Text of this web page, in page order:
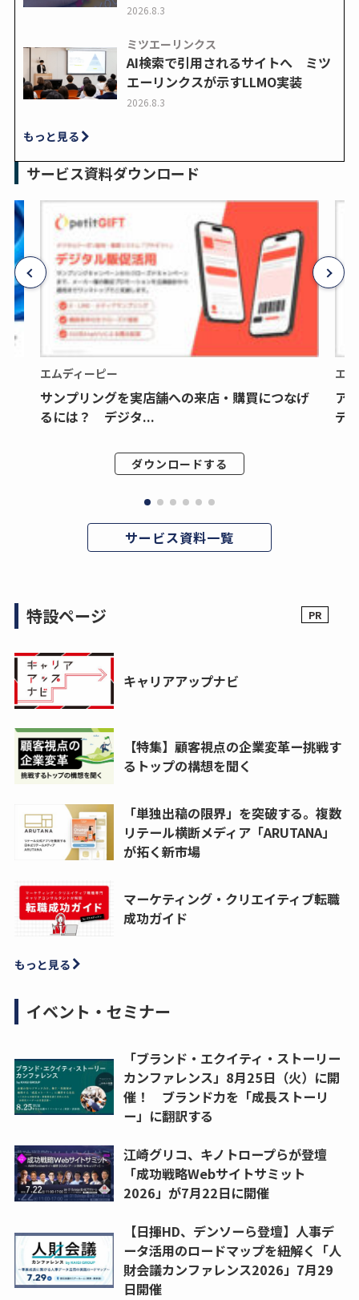
2026.8.3
ミツエーリンクス
AI検索で引用されるサイトへ ミツ
エーリンクスが示すLLMO実装
2026.8.3
もっと見る
サービス資料ダウンロード
エムディーピー
サンプリングを実店舗への来店・購買につなげ
るには？ デジタ...
ダウンロードする
エ
ア
デ
サービス資料一覧
特設ページ
キャリアアップナビ
【特集】顧客視点の企業変革ー挑戦す
るトップの構想を聞く
「単独出稿の限界」を突破する。複数
リテール横断メディア「ARUTANA」
が拓く新市場
マーケティング・クリエイティブ転職
成功ガイド
もっと見る
イベント・セミナー
「ブランド・エクイティ・ストーリー
カンファレンス」8月25日（火）に開
催！ ブランド力を「成長ストーリ
ー」に翻訳する
江崎グリコ、キノトロープらが登壇
「成功戦略Webサイトサミット
2026」が7月22日に開催
【日揮HD、デンソーら登壇】人事デ
ータ活用のロードマップを紐解く「人
財会議カンファレンス2026」7月29
日開催